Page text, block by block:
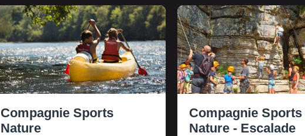
Compagnie Sports
Nature
Compagnie Sports
Nature - Escalade